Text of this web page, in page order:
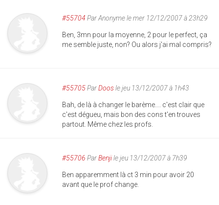
#55704 ParAnonymele mer 12/12/2007 à 23h29
Ben, 3mn pour la moyenne, 2 pour le perfect, ça
me semble juste, non? Ou alors j'ai mal compris?
#55705ParDoosle jeu 13/12/2007 à 1h43
Bah, de là à changer le barème.... c'est clair que
c'est dégueu, mais bon des cons t'en trouves
partout. Même chez les profs.
#55706 ParBenjile jeu 13/12/2007 à 7h39
Ben apparemment là ct 3 min pour avoir 20
avant que le prof change.